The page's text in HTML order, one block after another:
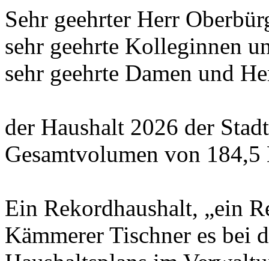
Sehr geehrter Herr
sehr geehrte Kolleginnen
sehr geehrte Damen und
der Haushalt 2026 der
Gesamtvolumen von
Ein Rekordhaushalt, „ein
Kämmerer Tischner es bei